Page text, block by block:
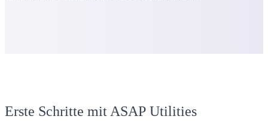
Erste Schritte mit ASAP Utilities